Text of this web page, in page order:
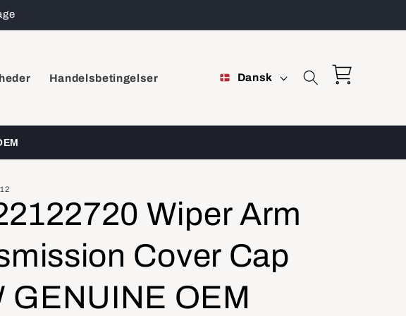
Handelsbetingelser
S
r
Dansk Indkøbskurv
Wiper Arm
Cover Cap
GENUINE OEM